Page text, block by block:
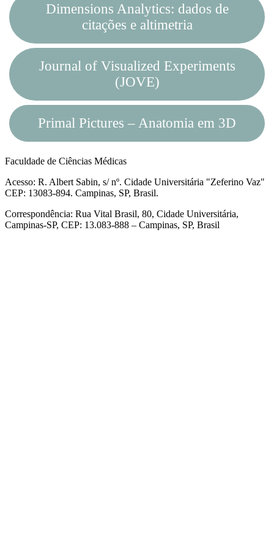
Dimensions Analytics: dados de
citações e altimetria
Journal of Visualized Experiments
(JOVE)
Primal Pictures – Anatomia em 3D
Faculdade de Ciências Médicas
Acesso: R. Albert Sabin, s/ nº. Cidade Universitária "Zeferino Vaz"
CEP: 13083-894. Campinas, SP, Brasil.
Correspondência: Rua Vital Brasil, 80, Cidade Universitária,
Campinas-SP, CEP: 13.083-888 – Campinas, SP, Brasil